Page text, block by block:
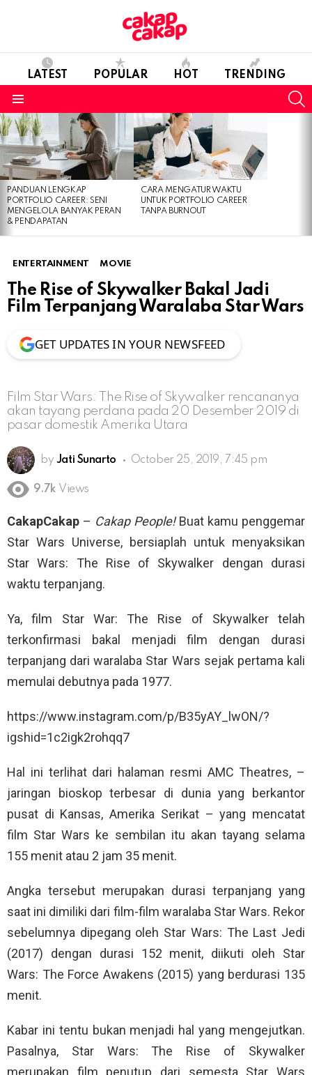
LATEST POPULAR HOT TRENDING
LATEST
STORIES
PANDUAN LENGKAP
PORTFOLIO CAREER: SENI
MENGELOLA BANYAK PERAN
& PENDAPATAN
CARA MENGATUR WAKTU
UNTUK PORTFOLIO CAREER
TANPA BURNOUT
ENTERTAINMENT MOVIE
The Rise of Skywalker Bakal Jadi
Film Terpanjang Waralaba Star Wars
GET UPDATES IN YOUR NEWSFEED
Film Star Wars: The Rise of Skywalker rencananya
akan tayang perdana pada 20 Desember 2019 di
pasar domestik Amerika Utara
by Jati Sunarto October 25, 2019, 7:45 pm
9.7k Views
CakapCakap – Cakap People!Buat kamu penggemar
Star Wars Universe, bersiaplah untuk menyaksikan
Star Wars: The Rise of Skywalker dengan durasi
waktu terpanjang.
Ya, film Star War: The Rise of Skywalker telah
terkonfirmasi bakal menjadi film dengan durasi
terpanjang dari waralaba Star Wars sejak pertama kali
memulai debutnya pada 1977.
https://www.instagram.com/p/B35yAY_lwON/?
igshid=1c2igk2rohqq7
Hal ini terlihat dari halaman resmi AMC Theatres, –
jaringan bioskop terbesar di dunia yang berkantor
pusat di Kansas, Amerika Serikat – yang mencatat
film Star Wars ke sembilan itu akan tayang selama
155 menit atau 2 jam 35 menit.
Angka tersebut merupakan durasi terpanjang yang
saat ini dimiliki dari film-film waralaba Star Wars. Rekor
sebelumnya dipegang oleh Star Wars: The Last Jedi
(2017) dengan durasi 152 menit, diikuti oleh Star
Wars: The Force Awakens (2015) yang berdurasi 135
menit.
Kabar ini tentu bukan menjadi hal yang mengejutkan.
Pasalnya, Star Wars: The Rise of Skywalker